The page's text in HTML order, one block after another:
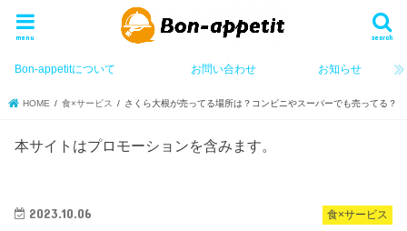
search
menu
Bon-appetitについて お問い合わせ お知らせ
HOME 食×サービス さくら大根が売ってる場所は？コンビニやスーパーでも売ってる？
本サイトはプロモーションを含みます。
食×サービス
2023.10.06